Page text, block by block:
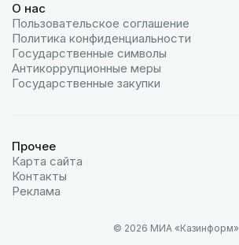
О нас
Пользовательское соглашение
Политика конфиденциальности
Государственные символы
Антикоррупционные меры
Государственные закупки
Прочее
Карта сайта
Контакты
Реклама
© 2026 МИА «Казинформ»